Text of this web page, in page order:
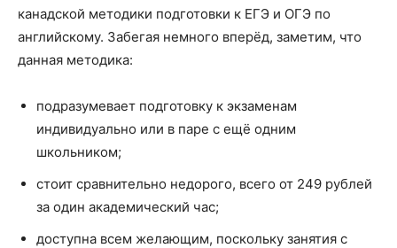
канадской методики подготовки к ЕГЭ и ОГЭ по
английскому. Забегая немного вперёд, заметим, что
данная методика:
подразумевает подготовку к экзаменам
индивидуально или в паре с ещё одним
школьником;
стоит сравнительно недорого, всего от 249 рублей
за один академический час;
доступна всем желающим, поскольку занятия с